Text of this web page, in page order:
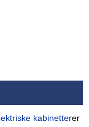
kabinetterer